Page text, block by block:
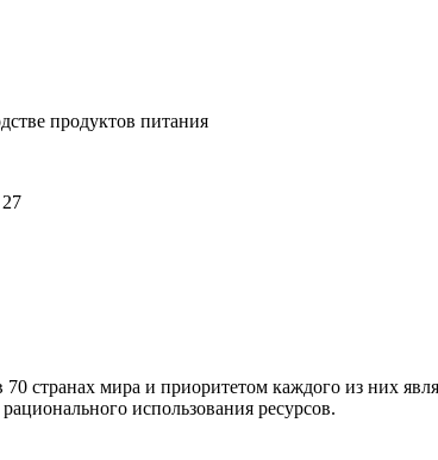
продуктов питания
странах мира и приоритетом каждого из них
использования ресурсов.